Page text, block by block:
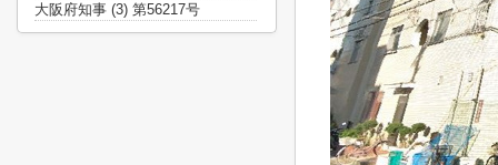
大阪府知事 (3) 第56217号